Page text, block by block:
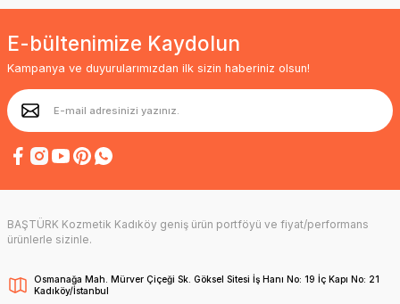
E-bültenimize Kaydolun
Kampanya ve duyurularımızdan ilk sizin haberiniz olsun!
BAŞTÜRK Kozmetik Kadıköy geniş ürün portföyü ve fiyat/performans
ürünlerle sizinle.
Osmanağa Mah. Mürver Çiçeği Sk. Göksel Sitesi İş Hanı No: 19 İç Kapı No: 21
Kadıköy/İstanbul